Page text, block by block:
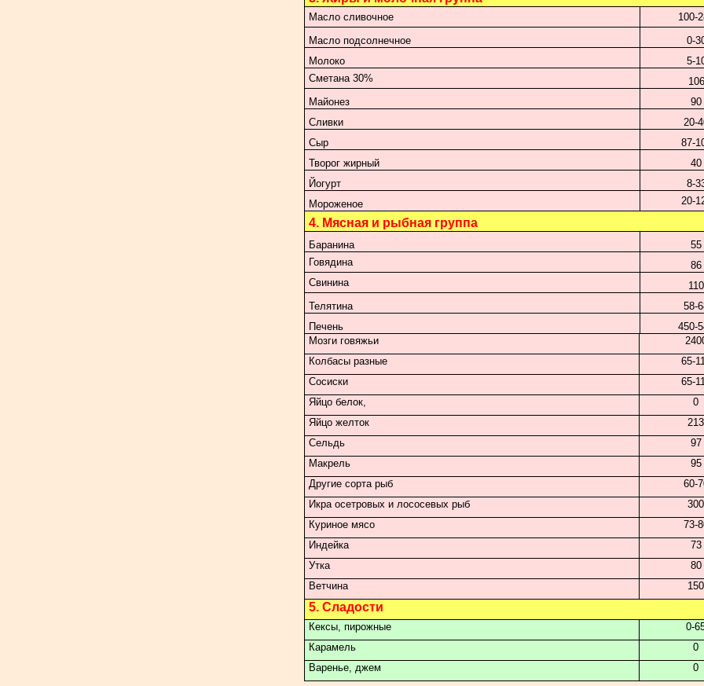
Масло сливочное
100-
Масло подсолнечное
0-
Молоко
5-
Сметана 30%
106
Майонез
90
Сливки
20-
Сыр
87-
Творог жирный
40
Йогурт
8-
Мороженое
20-
4. Мясная и рыбная группа
Баранина
55
Говядина
86
Свинина
110
Телятина
58-
Печень
450-
Мозги говяжьи
Колбасы разные
65-
Сосиски
65-
Яйцо белок,
0
Яйцо желток
213
Сельдь
97
Макрель
95
Другие сорта рыб
60-
Икра осетровых и лососевых рыб
300
Куриное мясо
73-
Индейка
73
Утка
80
Ветчина
150
5. Сладости
Кексы, пирожные
0-
Карамель
0
Варенье, джем
0